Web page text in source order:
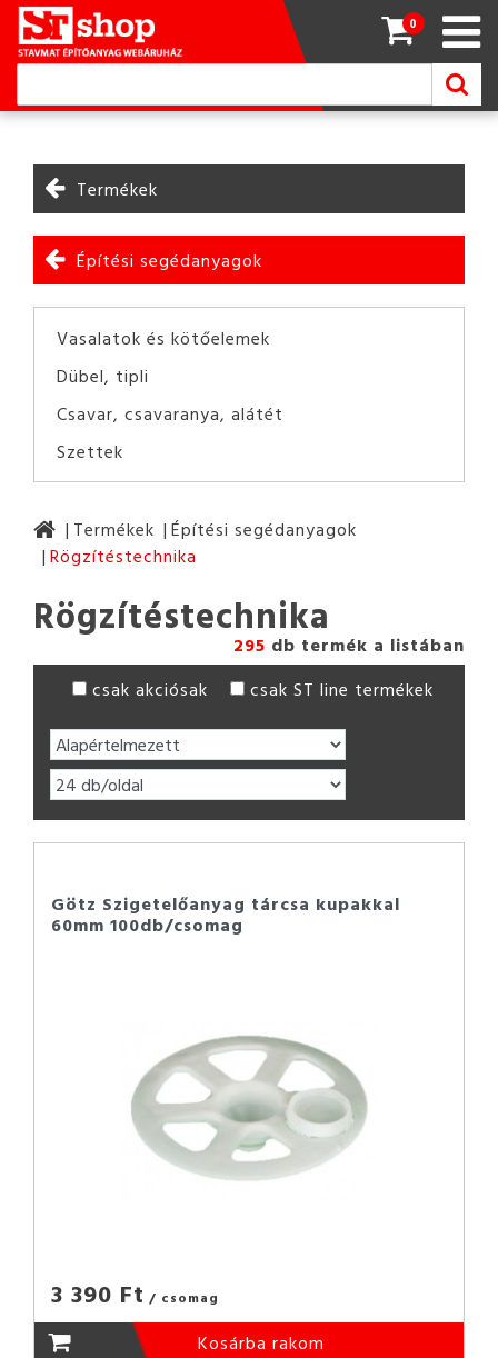
0
Termékek
Építési segédanyagok
Vasalatok és kötőelemek
Dübel, tipli
Csavar, csavaranya, alátét
Szettek
Termékek
Építési segédanyagok
Rögzítéstechnika
Rögzítéstechnika
295 db termék a listában
csak akciósak
csak ST line termékek
Götz Szigetelőanyag tárcsa kupakkal
60mm 100db/csomag
3 390 Ft / csomag
Kosárba rakom